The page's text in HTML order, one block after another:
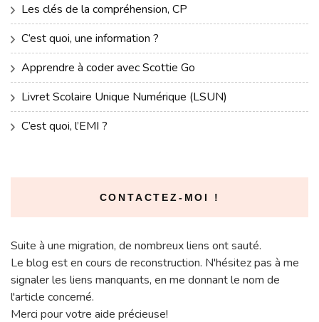
Les clés de la compréhension, CP
C’est quoi, une information ?
Apprendre à coder avec Scottie Go
Livret Scolaire Unique Numérique (LSUN)
C’est quoi, l’EMI ?
CONTACTEZ-MOI !
Suite à une migration, de nombreux liens ont sauté.
Le blog est en cours de reconstruction. N'hésitez pas à me
signaler les liens manquants, en me donnant le nom de
l'article concerné.
Merci pour votre aide précieuse!